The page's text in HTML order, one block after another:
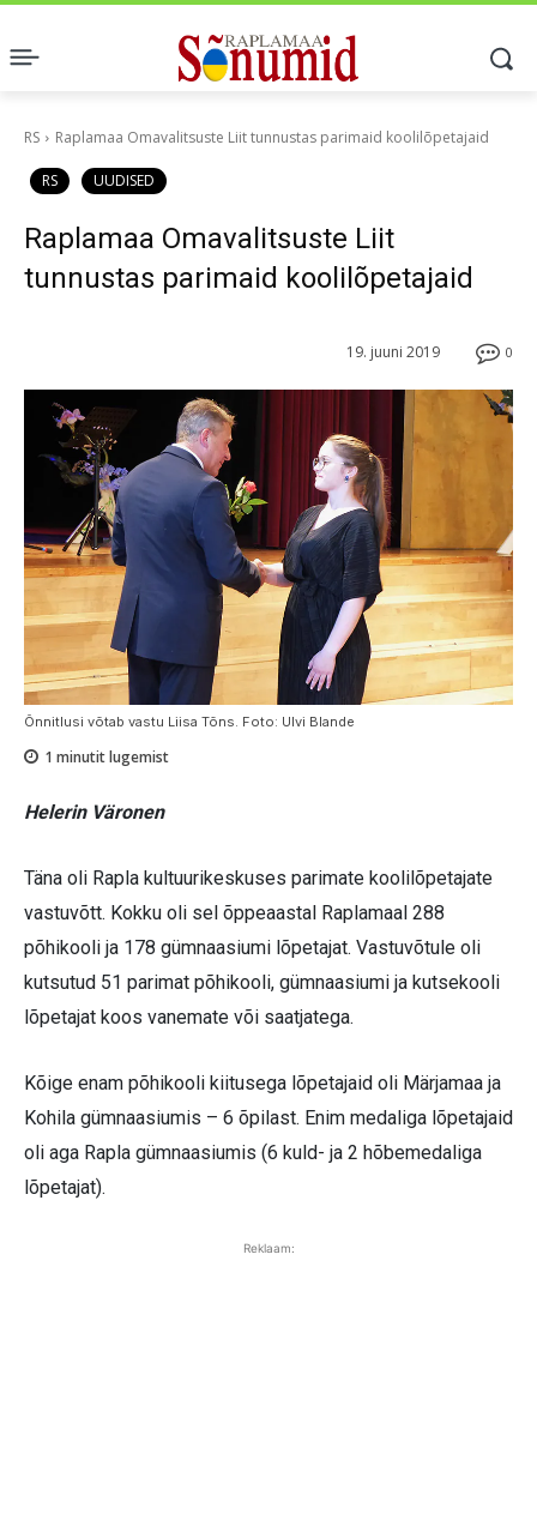
RS Raplamaa Omavalitsuste Liit tunnustas parimaid koolilõpetajaid
RS UUDISED
Raplamaa Omavalitsuste Liit
tunnustas parimaid koolilõpetajaid
0
19. juuni 2019
Õnnitlusi võtab vastu Liisa Tõns. Foto: Ulvi Blande
1 minutit lugemist
Helerin Väronen
Täna oli Rapla kultuurikeskuses parimate koolilõpetajate
vastuvõtt. Kokku oli sel õppeaastal Raplamaal 288
põhikooli ja 178 gümnaasiumi lõpetajat. Vastuvõtule oli
kutsutud 51 parimat põhikooli, gümnaasiumi ja kutsekooli
lõpetajat koos vanemate või saatjatega.
Kõige enam põhikooli kiitusega lõpetajaid oli Märjamaa ja
Kohila gümnaasiumis – 6 õpilast. Enim medaliga lõpetajaid
oli aga Rapla gümnaasiumis (6 kuld- ja 2 hõbemedaliga
lõpetajat).
Reklaam: